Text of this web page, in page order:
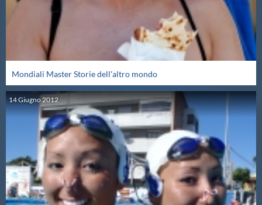
Sostenibilità
Privacy
Cookie Policy
Archivio News
Flash News
Mondiali Master Storie dell'altro mondo
14Giugno2012